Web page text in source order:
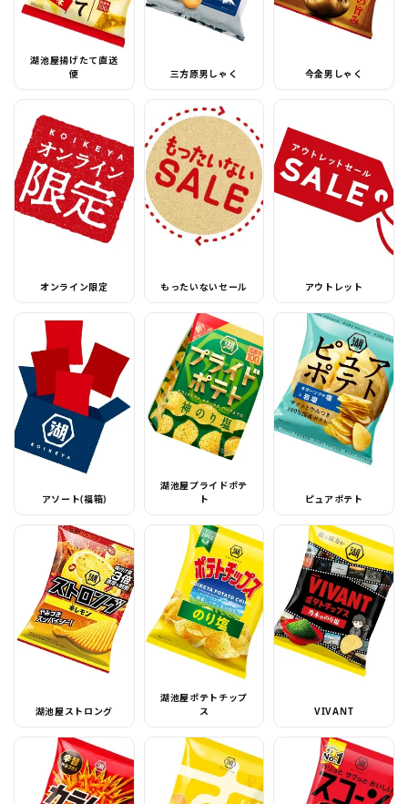
湖池屋揚げたて直送
便
三方原男しゃく 今金男しゃく
オンライン限定 もったいないセール アウトレット
アソート(福箱)
湖池屋プライドポテ
ト
ピュアポテト
湖池屋ストロング
湖池屋ポテトチップ
ス
VIVANT